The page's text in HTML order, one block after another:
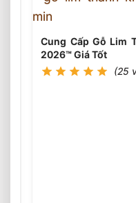
18x90x600
Lập,
Đan
Phượng
Cung Cấp Gỗ Lim
2026™ Giá Tốt
(25